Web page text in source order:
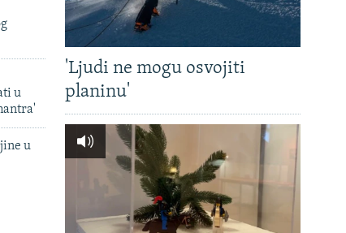
u
u
'Ljudi ne mogu osvojiti
planinu'